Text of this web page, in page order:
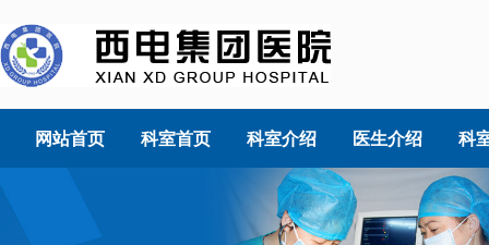
网站首页 科室首页 科室介绍 医生介绍 科